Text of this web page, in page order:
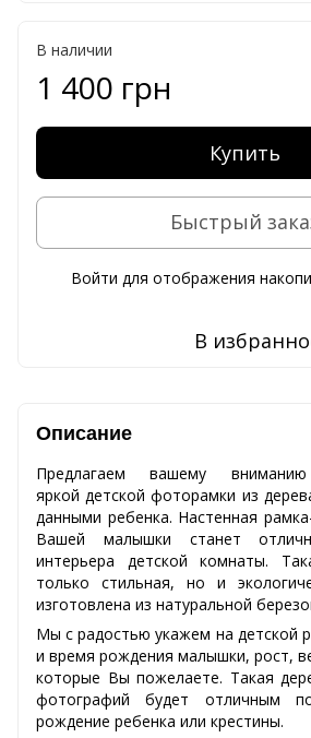
В наличии
1 400 грн
Купить
Быстрый
Войти для отображения
В
Описание
Предлагаем вашему
яркой детской фоторамки из
данными ребенка. Настенная
Вашей малышки станет
интерьера детской комнаты.
только стильная, но и
изготовлена из натуральной
Мы с радостью укажем на детской
и время рождения малышки, рост,
которые Вы пожелаете. Такая
фотографий будет отличным
рождение ребенка или крестины.